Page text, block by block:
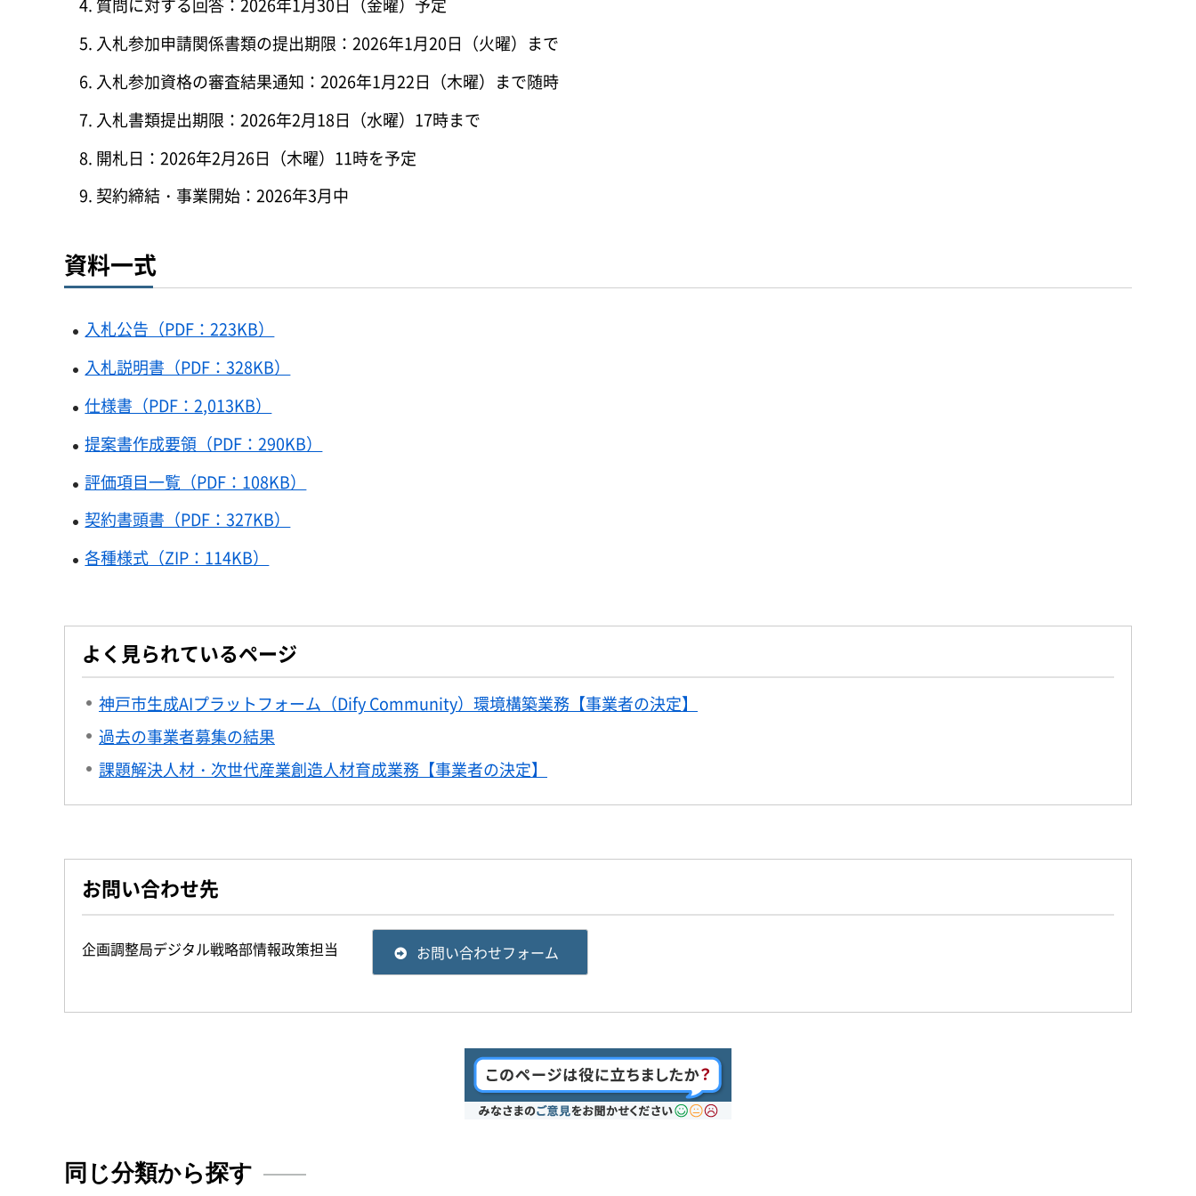
質問に対する回答：2026年1月30日（金曜）予定
入札参加申請関係書類の提出期限：2026年1月20日（火曜）まで
入札参加資格の審査結果通知：2026年1月22日（木曜）まで随時
入札書類提出期限：2026年2月18日（水曜）17時まで
開札日：2026年2月26日（木曜）11時を予定
契約締結・事業開始：2026年3月中
資料一式
入札公告（PDF：223KB）
入札説明書（PDF：328KB）
仕様書（PDF：2,013KB）
提案書作成要領（PDF：290KB）
評価項目一覧（PDF：108KB）
契約書頭書（PDF：327KB）
各種様式（ZIP：114KB）
よく見られているページ
神戸市生成AIプラットフォーム（Dify Community）環境構築業務【事業者の決定】
過去の事業者募集の結果
課題解決人材・次世代産業創造人材育成業務【事業者の決定】
お問い合わせ先
企画調整局デジタル戦略部情報政策担当 お問い合わせフォーム
同じ分類から探す